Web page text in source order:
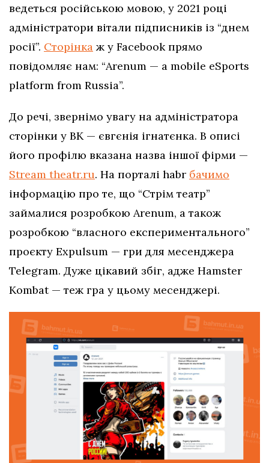
ведеться російською мовою, у 2021 році
адміністратори вітали підписників із “днем
росії”. Сторінка ж у Facebook прямо
повідомляє нам: “Arenum — a mobile eSports
platform from Russia”.
До речі, звернімо увагу на адміністратора
сторінки у ВК — євгєнія ігнатєнка. В описі
його профілю вказана назва іншої фірми —
Stream theatr.ru. На порталі habr бачимо
інформацію про те, що “Стрім театр”
займалися розробкою Arenum, а також
розробкою “власного експериментального”
проєкту Expulsum — гри для месенджера
Telegram. Дуже цікавий збіг, адже Hamster
Kombat — теж гра у цьому месенджері.